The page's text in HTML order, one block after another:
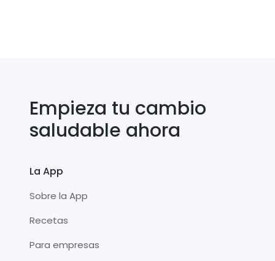
Empieza tu cambio
saludable ahora
La App
Sobre la App
Recetas
Para empresas